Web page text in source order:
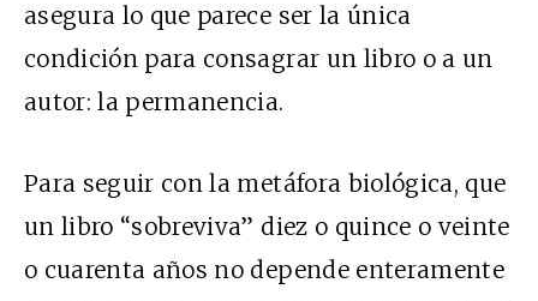
asegura lo que parece ser la única
condición para consagrar un libro o a un
autor: la permanencia.
Para seguir con la metáfora biológica, que
un libro “sobreviva” diez o quince o veinte
o cuarenta años no depende enteramente